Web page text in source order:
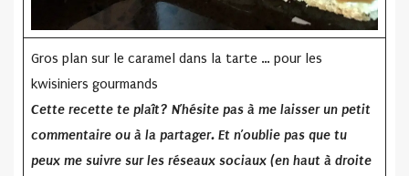
Gros plan sur le caramel dans la tarte … pour les
kwisiniers gourmands
Cette recette te plaît? N’hésite pas à me laisser un petit
commentaire ou à la partager. Et n’oublie pas que tu
peux me suivre sur les réseaux sociaux (en haut à droite